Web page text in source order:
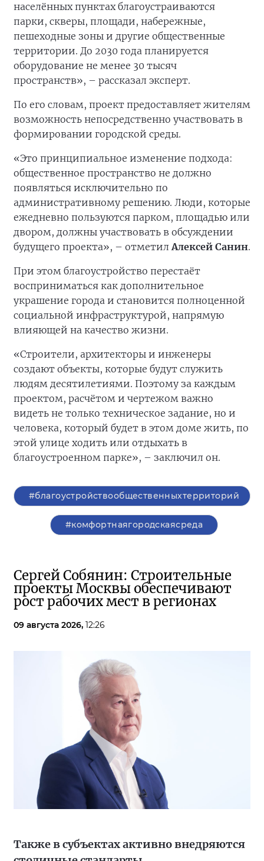
населённых пунктах благоустраиваются
парки, скверы, площади, набережные,
пешеходные зоны и другие общественные
территории. До 2030 года планируется
оборудование не менее 30 тысяч
пространств», – рассказал эксперт.
По его словам, проект предоставляет жителям
возможность непосредственно участвовать в
формировании городской среды.
«Это принципиальное изменение подхода:
общественное пространство не должно
появляться исключительно по
административному решению. Люди, которые
ежедневно пользуются парком, площадью или
двором, должны участвовать в обсуждении
будущего проекта», – отметилАлексей Санин.
При этом благоустройство перестаёт
восприниматься как дополнительное
украшение города и становится полноценной
социальной инфраструктурой, напрямую
влияющей на качество жизни.
«Строители, архитекторы и инженеры
создают объекты, которые будут служить
людям десятилетиями. Поэтому за каждым
проектом, расчётом и чертежом важно
видеть не только техническое задание, но и
человека, который будет в этом доме жить, по
этой улице ходить или отдыхать в
благоустроенном парке», – заключил он.
#благоустройствообщественныхтерриторий
#комфортнаягородскаясреда
Сергей Собянин: Строительные
проекты Москвы обеспечивают
рост рабочих мест в регионах
09 августа 2026, 12:26
Также в субъектах активно внедряются